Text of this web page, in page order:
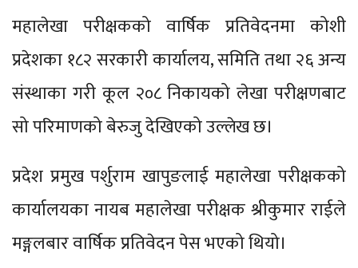
महालेखा परीक्षकको वार्षिक प्रतिवेदनमा कोशी
प्रदेशका १८२ सरकारी कार्यालय, समिति तथा २६ अन्य
संस्थाका गरी कूल २०८ निकायको लेखा परीक्षणबाट
सो परिमाणको बेरुजु देखिएको उल्लेख छ।
प्रदेश प्रमुख पर्शुराम खापुङलाई महालेखा परीक्षकको
कार्यालयका नायब महालेखा परीक्षक श्रीकुमार राईले
मङ्गलबार वार्षिक प्रतिवेदन पेस भएको थियो।